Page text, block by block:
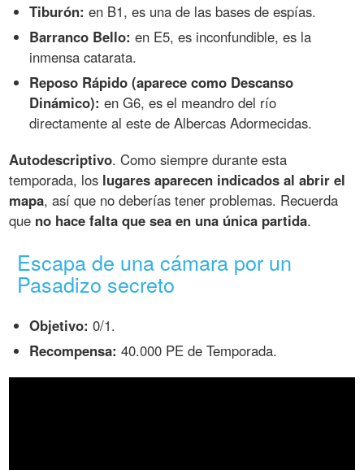
Tiburón: en B1, es una de las bases de espías.
Barranco Bello: en E5, es inconfundible, es la
inmensa catarata.
Reposo Rápido (aparece como Descanso
Dinámico): en G6, es el meandro del río
directamente al este de Albercas Adormecidas.
Autodescriptivo. Como siempre durante esta
temporada, los lugares aparecen indicados al abrir el
mapa, así que no deberías tener problemas. Recuerda
que no hace falta que sea en una única partida.
Escapa de una cámara por un
Pasadizo secreto
Objetivo: 0/1.
Recompensa: 40.000 PE de Temporada.